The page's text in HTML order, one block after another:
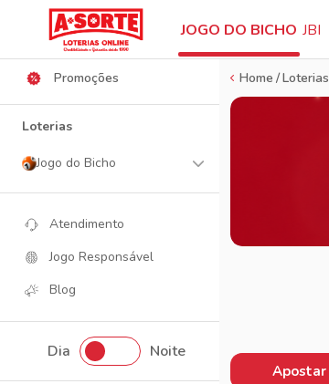
JOGO DO BICHO JBI
Home Loterias
Apostar
Promoções
Loterias
Jogo do Bicho
Atendimento
Jogo Responsável
Blog
Dia Noite